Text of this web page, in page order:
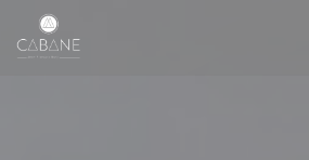
Panel pro správu cookies